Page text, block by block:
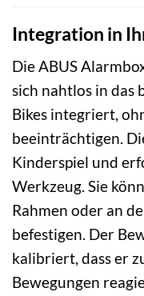
Integration in
Die ABUS
sich nahtlos in das
Bikes integriert,
beeinträchtigen.
Kinderspiel und
Werkzeug. Sie
Rahmen oder an
befestigen. Der
kalibriert, dass er
Bewegungen